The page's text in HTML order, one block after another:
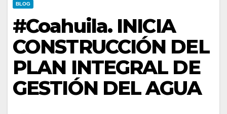
BLOG
#Coahuila. INICIA
CONSTRUCCIÓN DEL
PLAN INTEGRAL DE
GESTIÓN DEL AGUA